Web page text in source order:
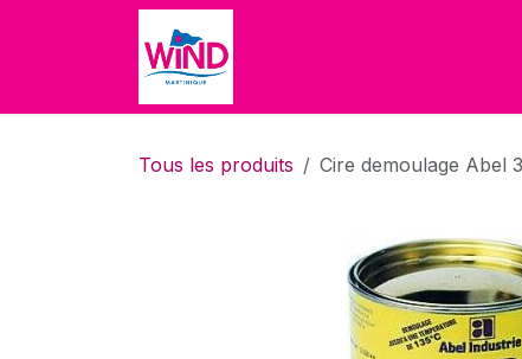
Se rendre au contenu
Tous les produits Cire demoulage Abel